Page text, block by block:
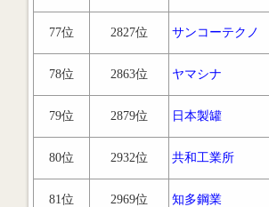
77位 2827位 サンコーテクノ
78位 2863位 ヤマシナ
79位 2879位 日本製罐
80位 2932位 共和工業所
81位 2969位 知多鋼業